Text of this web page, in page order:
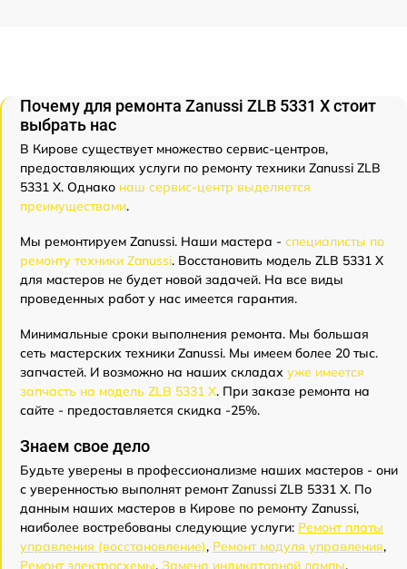
Почему для ремонта Zanussi ZLB 5331 X стоит
выбрать нас
В Кирове существует множество сервис-центров,
предоставляющих услуги по ремонту техники Zanussi ZLB
5331 X. Однако наш сервис-центр выделяется
преимуществами.
Мы ремонтируем Zanussi. Наши мастера - специалисты по
ремонту техники Zanussi. Восстановить модель ZLB 5331 X
для мастеров не будет новой задачей. На все виды
проведенных работ у нас имеется гарантия.
Минимальные сроки выполнения ремонта. Мы большая
сеть мастерских техники Zanussi. Мы имеем более 20 тыс.
запчастей. И возможно на наших складах уже имеется
запчасть на модель ZLB 5331 X. При заказе ремонта на
сайте - предоставляется скидка -25%.
Знаем свое дело
Будьте уверены в профессионализме наших мастеров - они
с уверенностью выполнят ремонт Zanussi ZLB 5331 X. По
данным наших мастеров в Кирове по ремонту Zanussi,
наиболее востребованы следующие услуги: Ремонт платы
управления (восстановление), Ремонт модуля управления,
Ремонт электросхемы, Замена индикаторной лампы,